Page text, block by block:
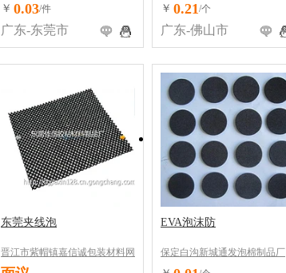
￥ 0.03/件
广东-东莞市
￥ 0.21/个
广东-佛山市
东莞夹线泡
晋江市紫帽镇嘉信诚包装材料网
络经营部
EVA泡沫防
保定白沟新城通发泡棉制品厂